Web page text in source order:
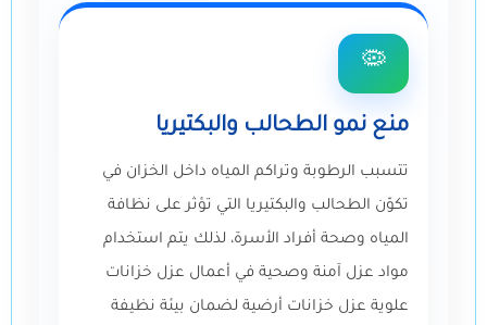
🦠
منع نمو الطحالب والبكتيريا
تتسبب الرطوبة وتراكم المياه داخل الخزان في
تكوّن الطحالب والبكتيريا التي تؤثر على نظافة
المياه وصحة أفراد الأسرة، لذلك يتم استخدام
مواد عزل آمنة وصحية في أعمال عزل خزانات
علوية عزل خزانات أرضية لضمان بيئة نظيفة